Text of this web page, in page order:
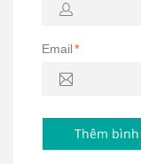
Email*